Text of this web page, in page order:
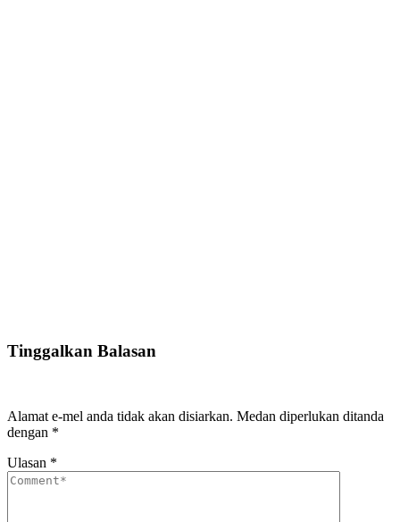
Tinggalkan Balasan
Alamat e-mel anda tidak akan disiarkan. Medan diperlukan ditanda
dengan *
Ulasan *